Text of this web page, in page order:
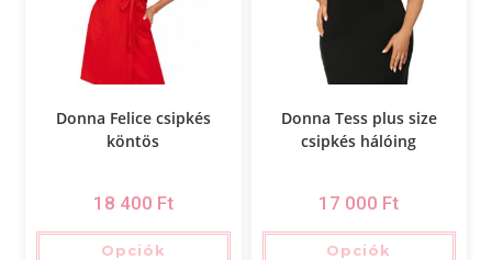
Donna Felice csipkés
köntös
18 400 Ft
Opciók
Donna Tess plus size
csipkés hálóing
17 000 Ft
Opciók